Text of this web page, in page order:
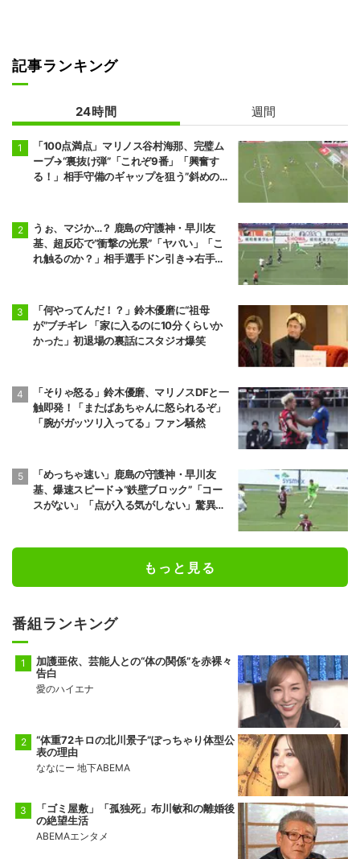
記事ランキング
24時間 週間
「100点満点」マリノス谷村海那、完璧ム
ーブ→“裏抜け弾”「これぞ9番」「興奮す
る！」相手守備のギャップを狙う”斜めの抜
うぉ、マジか…？ 鹿島の守護神・早川友
基、超反応で“衝撃の光景”「ヤバい」「こ
れ触るのか？」相手選手ドン引き→右手一
「何やってんだ！？」鈴木優磨に“祖母
が”ブチギレ 「家に入るのに10分くらいか
かった」初退場の裏話にスタジオ爆笑
「そりゃ怒る」鈴木優磨、マリノスDFと一
触即発！「またばあちゃんに怒られるぞ」
「腕がガッツリ入ってる」ファン騒然
「めっちゃ速い」鹿島の守護神・早川友
基、爆速スピード→“鉄壁ブロック”「コー
スがない」「点が入る気がしない」驚異の
もっと見る
番組ランキング
加護亜依、芸能人との“体の関係”を赤裸々
告白
愛のハイエナ
“体重72キロの北川景子”ぽっちゃり体型公
表の理由
ななにー 地下ABEMA
「ゴミ屋敷」「孤独死」布川敏和の離婚後
の絶望生活
ABEMAエンタメ